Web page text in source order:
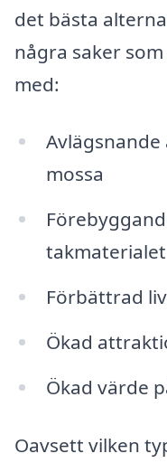
det bästa
några saker
med:
mossa
takmaterialet
Förbättrad
Ökad
Ökad värde
Oavsett vilken